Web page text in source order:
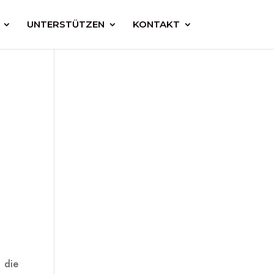
UNTERSTÜTZEN KONTAKT
die